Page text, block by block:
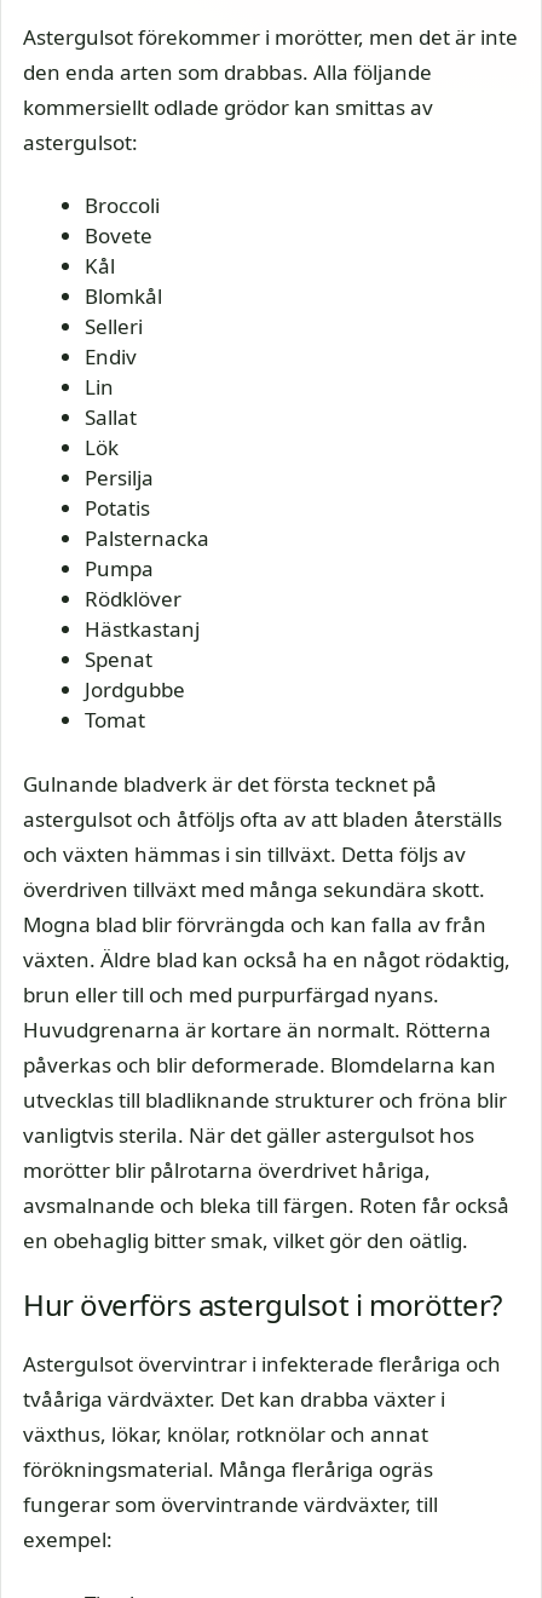
Astergulsot förekommer i morötter, men det är inte
den enda arten som drabbas. Alla följande
kommersiellt odlade grödor kan smittas av
astergulsot:
Broccoli
Bovete
Kål
Blomkål
Selleri
Endiv
Lin
Sallat
Lök
Persilja
Potatis
Palsternacka
Pumpa
Rödklöver
Hästkastanj
Spenat
Jordgubbe
Tomat
Gulnande bladverk är det första tecknet på
astergulsot och åtföljs ofta av att bladen återställs
och växten hämmas i sin tillväxt. Detta följs av
överdriven tillväxt med många sekundära skott.
Mogna blad blir förvrängda och kan falla av från
växten. Äldre blad kan också ha en något rödaktig,
brun eller till och med purpurfärgad nyans.
Huvudgrenarna är kortare än normalt. Rötterna
påverkas och blir deformerade. Blomdelarna kan
utvecklas till bladliknande strukturer och fröna blir
vanligtvis sterila. När det gäller astergulsot hos
morötter blir pålrotarna överdrivet håriga,
avsmalnande och bleka till färgen. Roten får också
en obehaglig bitter smak, vilket gör den oätlig.
Hur överförs astergulsot i morötter?
Astergulsot övervintrar i infekterade fleråriga och
tvååriga värdväxter. Det kan drabba växter i
växthus, lökar, knölar, rotknölar och annat
förökningsmaterial. Många fleråriga ogräs
fungerar som övervintrande värdväxter, till
exempel: